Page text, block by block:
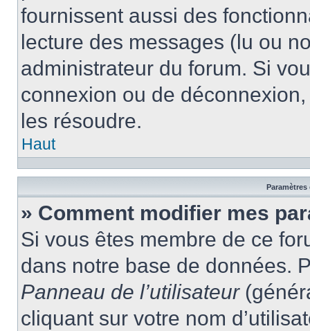
fournissent aussi des
lecture des messages (lu ou
administrateur du forum. Si
connexion ou de
les résoudre.
Haut
Paramètres
» Comment modifier mes
Si vous êtes membre de ce
dans notre base de données.
Panneau de l’utilisateur
cliquant sur votre nom